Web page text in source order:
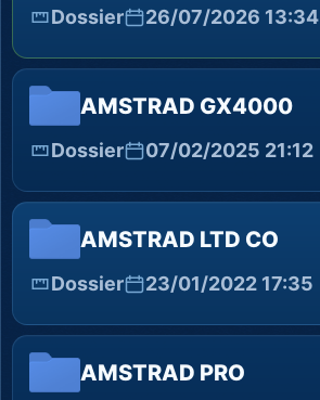
Dossier 26/07/2026 13:34
AMSTRAD GX4000
Dossier 07/02/2025 21:12
AMSTRAD LTD CO
Dossier 23/01/2022 17:35
AMSTRAD PRO